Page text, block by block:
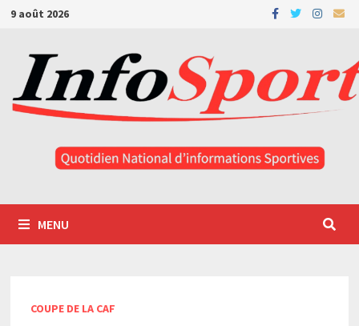
Passer
contenu
9 août 2026
MENU
COUPE DE LA CAF